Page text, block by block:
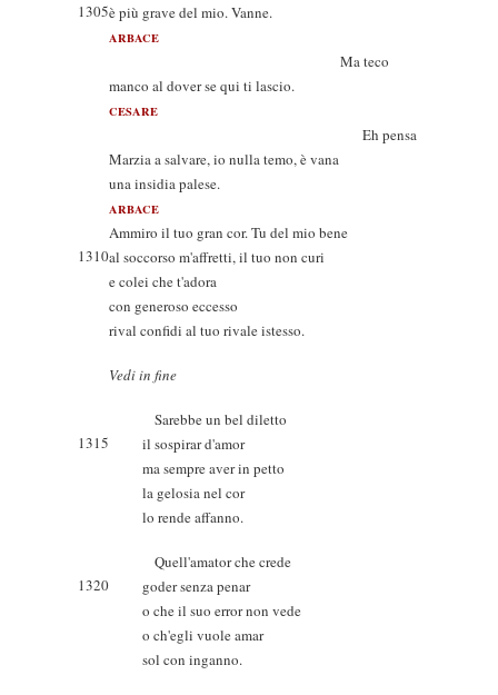
1305è più grave del mio. Vanne.
ARBACE
Ma teco
manco al dover se qui ti lascio.
CESARE
Eh pensa
Marzia a salvare, io nulla temo, è vana
una insidia palese.
ARBACE
Ammiro il tuo gran cor. Tu del mio bene
1310al soccorso m'affretti, il tuo non curi
e colei che t'adora
con generoso eccesso
rival confidi al tuo rivale istesso.
Vedi in fine
Sarebbe un bel diletto
1315
il sospirar d'amor
ma sempre aver in petto
la gelosia nel cor
lo rende affanno.
Quell'amator che crede
1320
goder senza penar
o che il suo error non vede
o ch'egli vuole amar
sol con inganno.